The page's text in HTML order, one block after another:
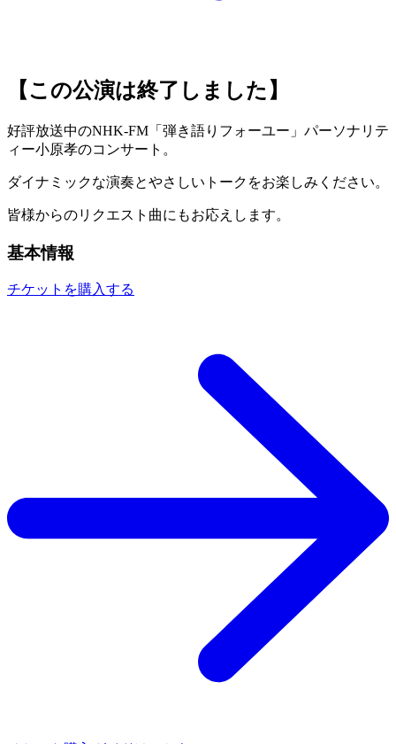
【この公演は終了しました】
好評放送中のNHK-FM「弾き語りフォーユー」パーソナリテ
ィー小原孝のコンサート。
ダイナミックな演奏とやさしいトークをお楽しみください。
皆様からのリクエスト曲にもお応えします。
基本情報
チケットを購入する